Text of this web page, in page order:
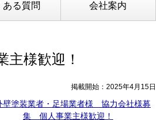
ある質問 会社案内
様歓迎！
掲載開始：2025年4月15日